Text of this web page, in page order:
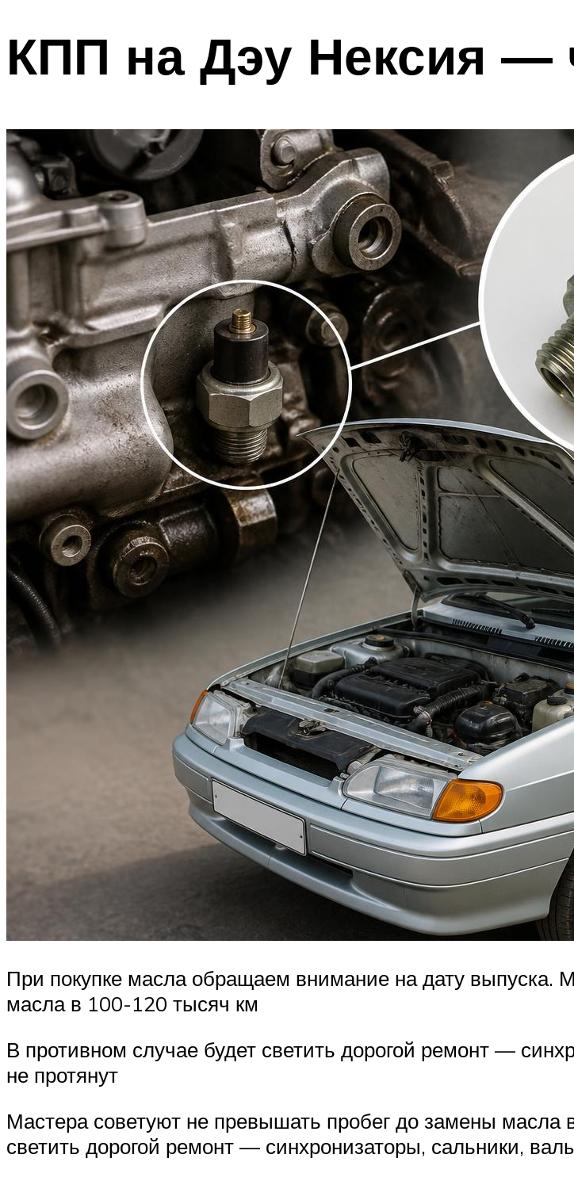
КПП на Дэу Нексия —
При покупке масла обращаем внимание на дату выпуска.
масла в 100-120 тысяч км
В противном случае будет светить дорогой ремонт —
не протянут
Мастера советуют не превышать пробег до замены
светить дорогой ремонт — синхронизаторы, сальники,